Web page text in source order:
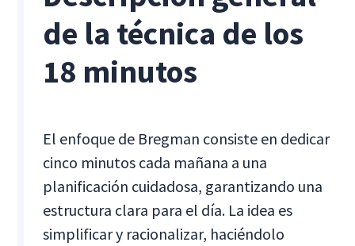
de la técnica de los
18 minutos
El enfoque de Bregman consiste en dedicar
cinco minutos cada mañana a una
planificación cuidadosa, garantizando una
estructura clara para el día. La idea es
simplificar y racionalizar, haciéndolo